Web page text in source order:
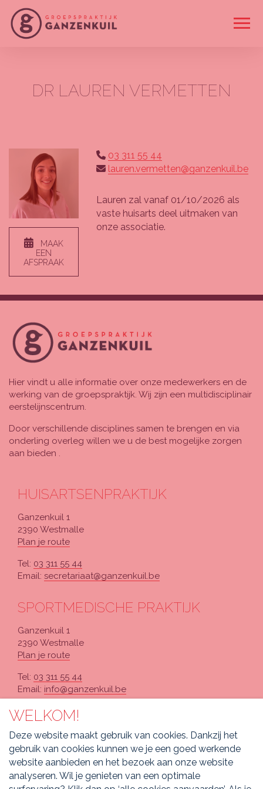
DR LAUREN VERMETTEN
MAAK
EEN
AFSPRAAK
03 311 55 44
lauren.vermetten@ganzenkuil.be
Lauren zal vanaf 01/10/2026 als
vaste huisarts deel uitmaken van
onze associatie.
Hier vindt u alle informatie over onze medewerkers en de
werking van de groepspraktijk. Wij zijn een multidisciplinair
eerstelijnscentrum.
Door verschillende disciplines samen te brengen en via
onderling overleg willen we u de best mogelijke zorgen
aan bieden .
HUISARTSENPRAKTIJK
Ganzenkuil 1
2390 Westmalle
Plan je route
Tel: 03 311 55 44
Email: secretariaat@ganzenkuil.be
SPORTMEDISCHE PRAKTIJK
Ganzenkuil 1
2390 Westmalle
Plan je route
Tel: 03 311 55 44
Email: info@ganzenkuil.be
PARAMEDISCHE PRAKTIJK
Antwerpsesteenweg 169
2390 Westmalle
Plan je route
WELKOM!
Deze website maakt gebruik van cookies. Dankzij het
gebruik van cookies kunnen we je een goed werkende
website aanbieden en het bezoek aan onze website
analyseren. Wil je genieten van een optimale